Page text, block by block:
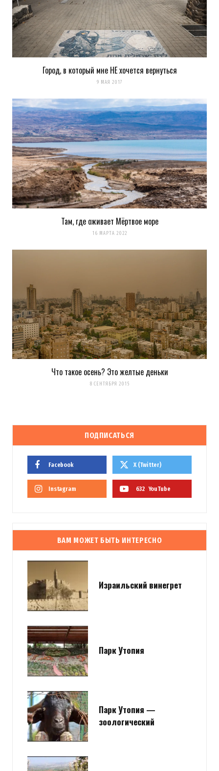
Город, в который мне НЕ хочется вернуться
9 МАЯ 2017
Там, где оживает Мёртвое море
16 МАРТА 2022
Что такое осень? Это желтые деньки
8 СЕНТЯБРЯ 2015
ПОДПИСАТЬСЯ
Facebook X (Twitter)
Instagram 632 YouTube
ВАМ МОЖЕТ БЫТЬ ИНТЕРЕСНО
Израильский винегрет
Парк Утопия
Парк Утопия —
зоологический